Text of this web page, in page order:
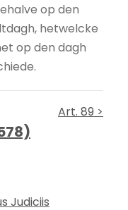
op den
hetwelcke
op den dagh
Art. 89 >
Judiciis